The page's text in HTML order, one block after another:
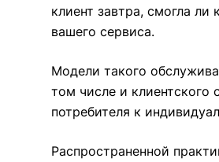
клиент завтра, смогла
вашего сервиса.
Модели такого
том числе и клиентского
потребителя к
Распространенной